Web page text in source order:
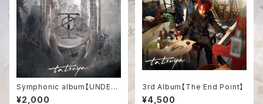
Symphonic album【UNDEVE
LOPED LAND】
¥2,000
3rd Album【The End Point】
¥4,500